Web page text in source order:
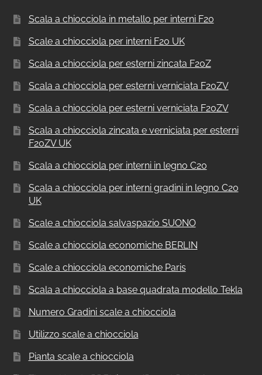
Scala a chiocciola in metallo per interni F20
Scale a chiocciola per interni F20 UK
Scala a chiocciola per esterni zincata F20Z
Scala a chiocciola per esterni verniciata F20ZV
Scala a chiocciola per esterni verniciata F20ZV
Scala a chiocciola zincata e verniciata per esterni
F20ZV UK
Scala a chiocciola per interni in legno C20
Scala a chiocciola per interni gradini in legno C20
UK
Scale a chiocciola salvaspazio SUONO
Scale a chiocciola economiche BERLIN
Scale a chiocciola economiche Paris
Scala a chiocciola a base quadrata modello Tekla
Numero Gradini scale a chiocciola
Utilizzo scale a chiocciola
Pianta scale a chiocciola